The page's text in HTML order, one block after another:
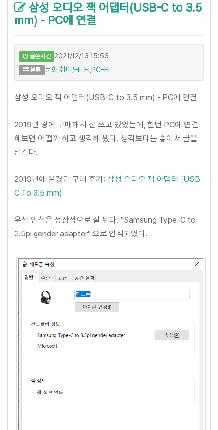
삼성 오디오 잭 어댑터(USB-C to 3.5
mm) - PC에 연결
글쓴시간 2021/12/13 15:53
분류 문화,취미/Hi-Fi,PC-Fi
삼성 오디오 잭 어댑터(USB-C to 3.5 mm) - PC에 연결
2019년 경에 구매해서 잘 쓰고 있었는데, 한번 PC에 연결
해보면 어떨까 하고 생각해 봤다. 생각보다는 좋아서 글을
남긴다.
2019년에 올렸던 구매 후기: 삼성 오디오 잭 어댑터 (USB-
C To 3.5 mm)
우선 인식은 정상적으로 잘 된다. "Samsung Type-C to
3.5pi gender adapter" 으로 인식되었다.